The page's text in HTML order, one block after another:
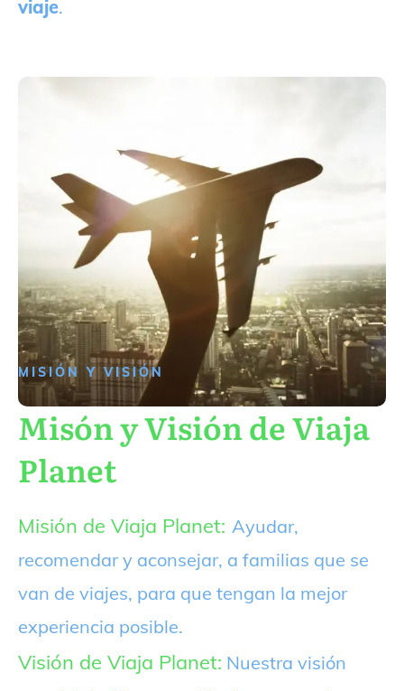
viaje.
MISIÓN Y VISIÓN
Misón y Visión de Viaja
Planet
Misión de Viaja Planet: Ayudar,
recomendar y aconsejar, a familias que se
van de viajes, para que tengan la mejor
experiencia posible.
Visión de Viaja Planet: Nuestra visión